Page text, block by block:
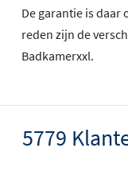
De garantie is daar
reden zijn de
Badkamerxxl.
5779